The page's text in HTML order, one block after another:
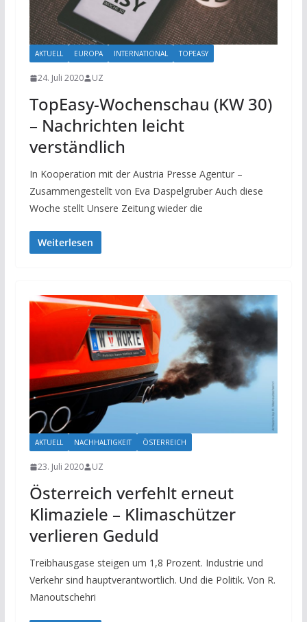
AKTUELL EUROPA INTERNATIONAL TOPEASY
24. Juli 2020 UZ
TopEasy-Wochenschau (KW 30)
– Nachrichten leicht
verständlich
In Kooperation mit der Austria Presse Agentur –
Zusammengestellt von Eva Daspelgruber Auch diese
Woche stellt Unsere Zeitung wieder die
Weiterlesen
AKTUELL NACHHALTIGKEIT ÖSTERREICH
23. Juli 2020 UZ
Österreich verfehlt erneut
Klimaziele – Klimaschützer
verlieren Geduld
Treibhausgase steigen um 1,8 Prozent. Industrie und
Verkehr sind hauptverantwortlich. Und die Politik. Von R.
Manoutschehri